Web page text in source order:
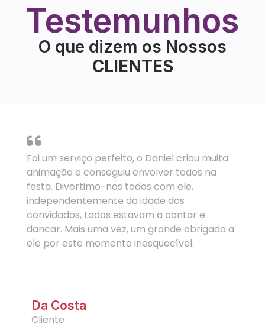
Testemunhos
O que dizem os Nossos
CLIENTES
CLIENTES
Foi um serviço perfeito, o Daniel criou muita
animação e conseguiu envolver todos na
festa. Divertimo-nos todos com ele,
independentemente da idade dos
convidados, todos estavam a cantar e
dancar. Mais uma vez, um grande obrigado a
ele por este momento inesquecível.
Da Costa
Cliente